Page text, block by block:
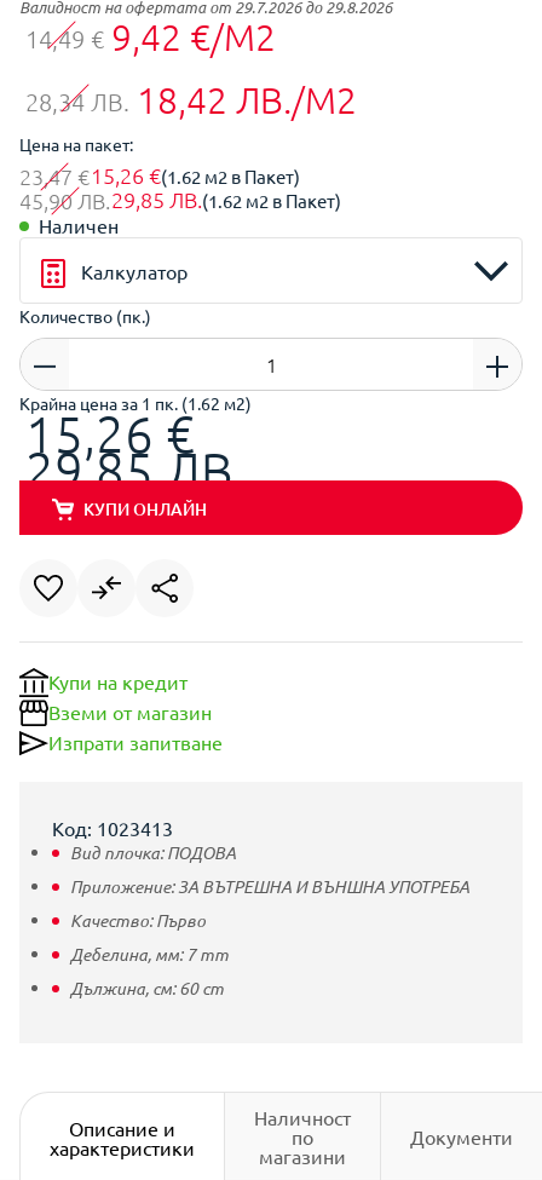
Валидност на офертата от 29.7.2026 до 29.8.2026
14,49 € 9,42 €/М2
28,34 ЛВ. 18,42 ЛВ./М2
Цена на пакет:
23,47 €15,26 €(1.62 м2 в Пакет)
45,90 ЛВ.29,85 ЛВ.(1.62 м2 в Пакет)
Наличен
Калкулатор
Количество (пк.)
Крайна цена за 1 пк. (1.62 м2)
15,26 €
29,85 ЛВ.
КУПИ ОНЛАЙН
Купи на кредит
Вземи от магазин
Изпрати запитване
Код: 1023413
Вид плочка:ПОДОВА
Приложение:ЗА ВЪТРЕШНА И ВЪНШНА УПОТРЕБА
Качество:Първо
Дебелина, мм: 7mm
Дължина, см:60cm
Описание и
характеристики
Наличност
по
магазини
Документи